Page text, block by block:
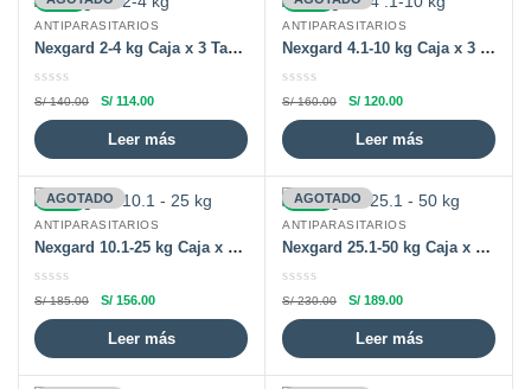
ANTIPARASITARIOS
Nexgard 2-4 kg Caja x 3 Tabletas
S/140.00 S/ 114.00
Leer más
ANTIPARASITARIOS
Nexgard 4.1-10 kg Caja x 3 Tabletas
S/160.00 S/ 120.00
Leer más
-16%
AGOTADO
ANTIPARASITARIOS
Nexgard 10.1-25 kg Caja x 3 Tabletas
S/185.00 S/ 156.00
Leer más
-18%
AGOTADO
ANTIPARASITARIOS
Nexgard 25.1-50 kg Caja x 3 Tabletas
S/230.00 S/ 189.00
Leer más